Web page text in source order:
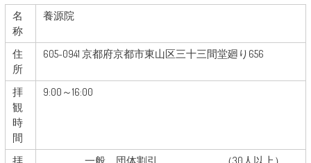
名
称
養源院
住
所
605-0941 京都府京都市東山区三十三間堂廻り656
拝
観
時
間
9:00～16:00